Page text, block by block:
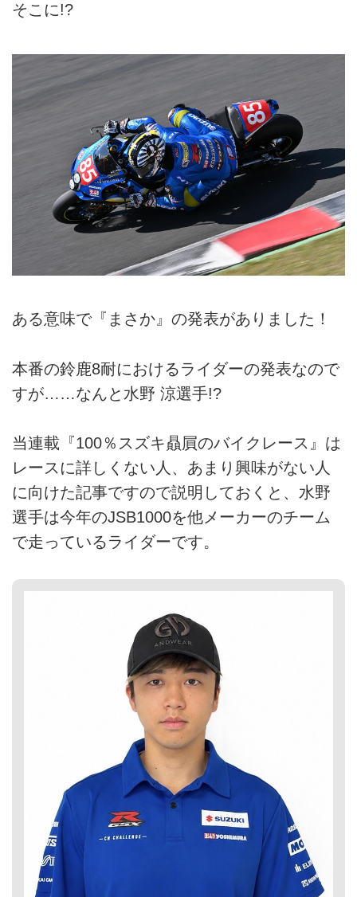
そこに!?
ある意味で『まさか』の発表がありました！
本番の鈴鹿8耐におけるライダーの発表なので
すが……なんと水野 涼選手!?
当連載『100％スズキ贔屓のバイクレース』は
レースに詳しくない人、あまり興味がない人
に向けた記事ですので説明しておくと、水野
選手は今年のJSB1000を他メーカーのチーム
で走っているライダーです。